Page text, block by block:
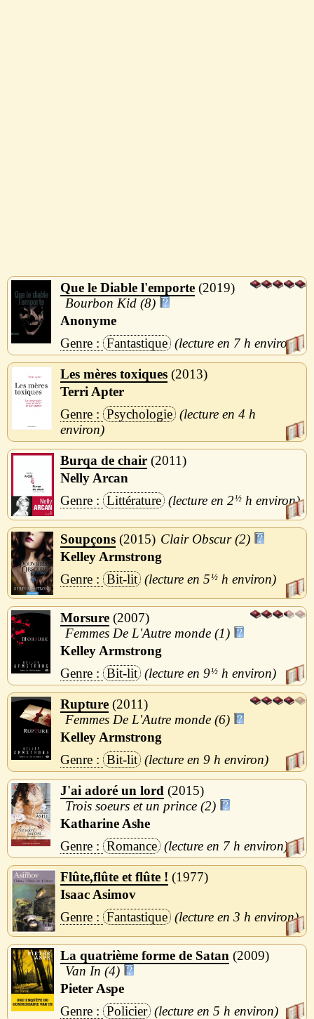
Que le Diable l'emporte 2019
Bourbon Kid (8)
Anonyme
Fantastique
7 h
Les mères toxiques 2013
Terri Apter
Psychologie
4 h
Burqa de chair 2011
Nelly Arcan
Littérature
2½ h
Soupçons 2015
Clair Obscur (2)
Kelley Armstrong
Bit-lit
5½ h
Morsure 2007
Femmes De L'Autre monde (1)
Kelley Armstrong
Bit-lit
9½ h
Rupture 2011
Femmes De L'Autre monde (6)
Kelley Armstrong
Bit-lit
9 h
J'ai adoré un lord
2015
Trois soeurs et un prince (2)
Katharine Ashe
Romance
7 h
Flûte,flûte et flûte !
1977
Isaac Asimov
Fantastique
3 h
La quatrième forme de Satan
2009
Van In (4)
Pieter Aspe
Policier
5 h